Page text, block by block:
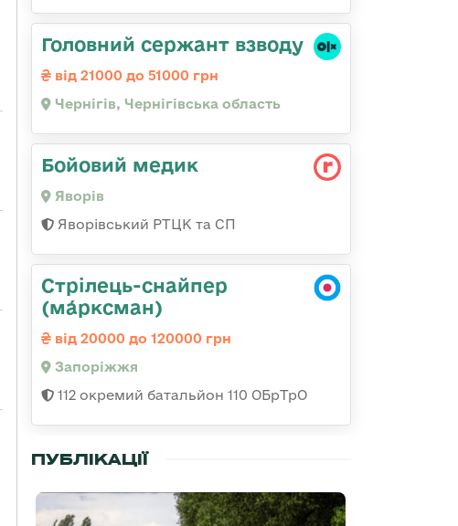
Головний сержант взводу
від 21000 до 51000 грн
Чернігів, Чернігівська область
Бойовий медик
Яворів
Яворівський РТЦК та СП
Стрілець-снайпер
(ма́рксман)
від 20000 до 120000 грн
Запоріжжя
112 окремий батальйон 110 ОБрТрО
ПУБЛІКАЦІЇ